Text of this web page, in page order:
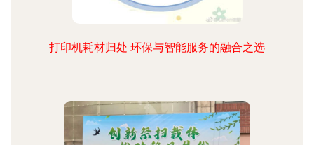
打印机耗材归处 环保与智能服务的融合之选